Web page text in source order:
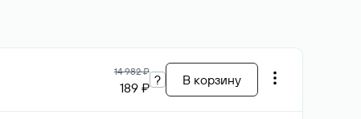
14 982 ₽
189 ₽ ? В корзину